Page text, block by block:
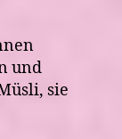
und
sie